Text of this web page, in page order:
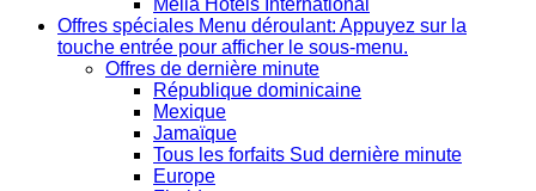
Meliá Hotels International
Offres spéciales Menu déroulant: Appuyez sur la
touche entrée pour afficher le sous-menu.
Offres de dernière minute
République dominicaine
Mexique
Jamaïque
Tous les forfaits Sud dernière minute
Europe